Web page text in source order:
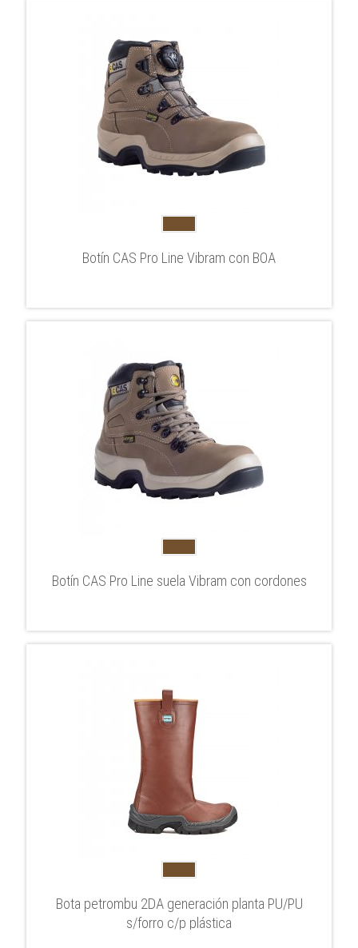
Botín CAS Pro Line Vibram con BOA
Botín CAS Pro Line suela Vibram con cordones
Bota petrombu 2DA generación planta PU/PU
s/forro c/p plástica